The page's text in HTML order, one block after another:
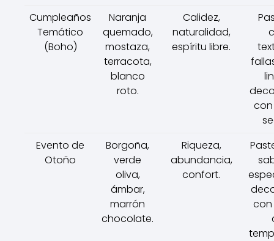
Cumpleaños
Temático
(Boho)
Naranja
quemado,
mostaza,
terracota,
blanco
roto.
Calidez,
naturalidad,
espíritu libre.
Evento de
Otoño
Borgoña,
verde
oliva,
ámbar,
marrón
chocolate.
Riqueza,
abundancia,
confort.
con